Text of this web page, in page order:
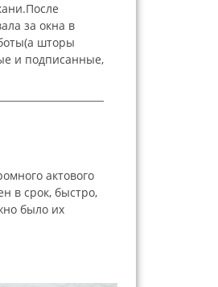
за окна в
шторы
и подписанные,
актового
в срок, быстро,
было их